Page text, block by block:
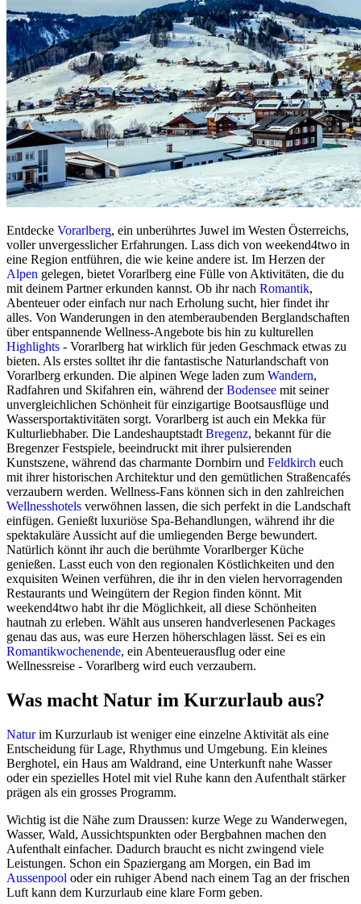
Entdecke Vorarlberg, ein unberührtes Juwel im Westen Österreichs,
voller unvergesslicher Erfahrungen. Lass dich von weekend4two in
eine Region entführen, die wie keine andere ist. Im Herzen der
Alpen gelegen, bietet Vorarlberg eine Fülle von Aktivitäten, die du
mit deinem Partner erkunden kannst. Ob ihr nach Romantik,
Abenteuer oder einfach nur nach Erholung sucht, hier findet ihr
alles. Von Wanderungen in den atemberaubenden Berglandschaften
über entspannende Wellness-Angebote bis hin zu kulturellen
Highlights - Vorarlberg hat wirklich für jeden Geschmack etwas zu
bieten. Als erstes solltet ihr die fantastische Naturlandschaft von
Vorarlberg erkunden. Die alpinen Wege laden zum Wandern,
Radfahren und Skifahren ein, während derBodensee mit seiner
unvergleichlichen Schönheit für einzigartige Bootsausflüge und
Wassersportaktivitäten sorgt. Vorarlberg ist auch ein Mekka für
Kulturliebhaber. Die Landeshauptstadt Bregenz, bekannt für die
Bregenzer Festspiele, beeindruckt mit ihrer pulsierenden
Kunstszene, während das charmante Dornbirn und Feldkirch euch
mit ihrer historischen Architektur und den gemütlichen Straßencafés
verzaubern werden. Wellness-Fans können sich in den zahlreichen
Wellnesshotels verwöhnen lassen, die sich perfekt in die Landschaft
einfügen. Genießt luxuriöse Spa-Behandlungen, während ihr die
spektakuläre Aussicht auf die umliegenden Berge bewundert.
Natürlich könnt ihr auch die berühmte Vorarlberger Küche
genießen. Lasst euch von den regionalen Köstlichkeiten und den
exquisiten Weinen verführen, die ihr in den vielen hervorragenden
Restaurants und Weingütern der Region finden könnt. Mit
weekend4two habt ihr die Möglichkeit, all diese Schönheiten
hautnah zu erleben. Wählt aus unseren handverlesenen Packages
genau das aus, was eure Herzen höherschlagen lässt. Sei es ein
Romantikwochenende, ein Abenteuerausflug oder eine
Wellnessreise - Vorarlberg wird euch verzaubern.
Was macht Natur im Kurzurlaub aus?
Naturim Kurzurlaub ist weniger eine einzelne Aktivität als eine
Entscheidung für Lage, Rhythmus und Umgebung. Ein kleines
Berghotel, ein Haus am Waldrand, eine Unterkunft nahe Wasser
oder ein spezielles Hotel mit viel Ruhe kann den Aufenthalt stärker
prägen als ein grosses Programm.
Wichtig ist die Nähe zum Draussen: kurze Wege zu Wanderwegen,
Wasser, Wald, Aussichtspunkten oder Bergbahnen machen den
Aufenthalt einfacher. Dadurch braucht es nicht zwingend viele
Leistungen. Schon ein Spaziergang am Morgen, ein Bad im
Aussenpool oder ein ruhiger Abend nach einem Tag an der frischen
Luft kann dem Kurzurlaub eine klare Form geben.